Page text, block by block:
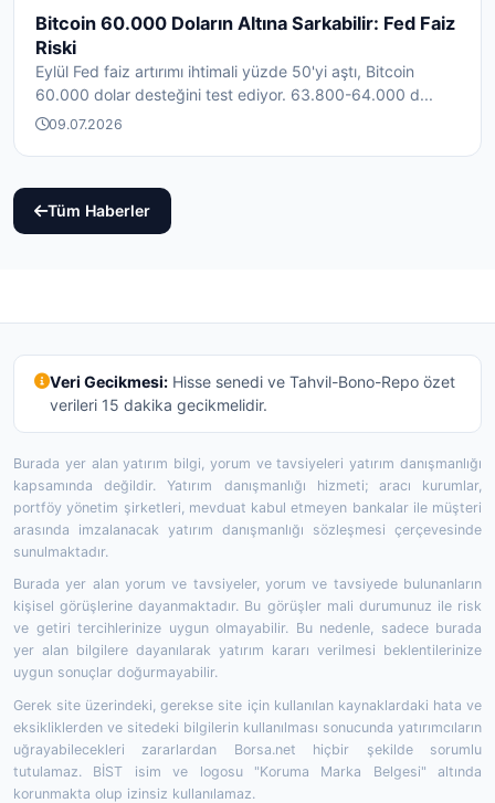
Bitcoin 60.000 Doların Altına Sarkabilir: Fed Faiz
Riski
Eylül Fed faiz artırımı ihtimali yüzde 50'yi aştı, Bitcoin
60.000 dolar desteğini test ediyor. 63.800-64.000 d...
09.07.2026
Tüm Haberler
Veri Gecikmesi:Hisse senedi ve Tahvil-Bono-Repo özet
verileri 15 dakika gecikmelidir.
Burada yer alan yatırım bilgi, yorum ve tavsiyeleri yatırım danışmanlığı
kapsamında değildir. Yatırım danışmanlığı hizmeti; aracı kurumlar,
portföy yönetim şirketleri, mevduat kabul etmeyen bankalar ile müşteri
arasında imzalanacak yatırım danışmanlığı sözleşmesi çerçevesinde
sunulmaktadır.
Burada yer alan yorum ve tavsiyeler, yorum ve tavsiyede bulunanların
kişisel görüşlerine dayanmaktadır. Bu görüşler mali durumunuz ile risk
ve getiri tercihlerinize uygun olmayabilir. Bu nedenle, sadece burada
yer alan bilgilere dayanılarak yatırım kararı verilmesi beklentilerinize
uygun sonuçlar doğurmayabilir.
Gerek site üzerindeki, gerekse site için kullanılan kaynaklardaki hata ve
eksikliklerden ve sitedeki bilgilerin kullanılması sonucunda yatırımcıların
uğrayabilecekleri zararlardan Borsa.net hiçbir şekilde sorumlu
tutulamaz. BİST isim ve logosu "Koruma Marka Belgesi" altında
korunmakta olup izinsiz kullanılamaz.